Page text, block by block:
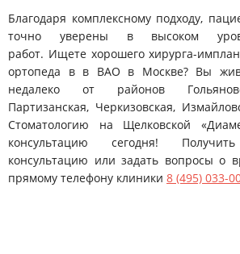
Благодаря комплексному подходу,
точно уверены в высоком
работ. Ищете хорошего хирурга-
ортопеда в в ВАО в Москве? Вы
недалеко от районов
Партизанская, Черкизовская,
Стоматологию на Щелковской
консультацию сегодня!
консультацию или задать вопросы о
прямому телефону клиники 8 (495) 033-